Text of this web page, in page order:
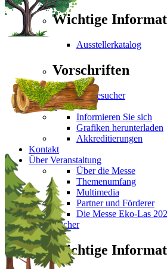
Wichtige
Ausstellerkatalog
Vorschriften
Für besucher
Medien
Informieren Sie sich
Grafiken herunterladen
Akkreditierungen
Kontakt
Über Veranstaltung
Über die Messe
Themenumfang
Multimedia
Partner und Förderer
Die Messe Eko-Las
Für Besucher
Wichtige